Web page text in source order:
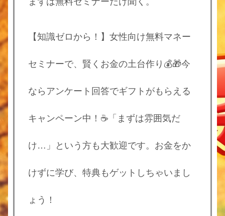
【知識ゼロから！】女性向け無料マネー
セミナーで、賢くお金の土台作り💰🎁今
ならアンケート回答でギフトがもらえる
キャンペーン中！☕「まずは雰囲気だ
け…」という方も大歓迎です。お金をか
けずに学び、特典もゲットしちゃいまし
ょう！